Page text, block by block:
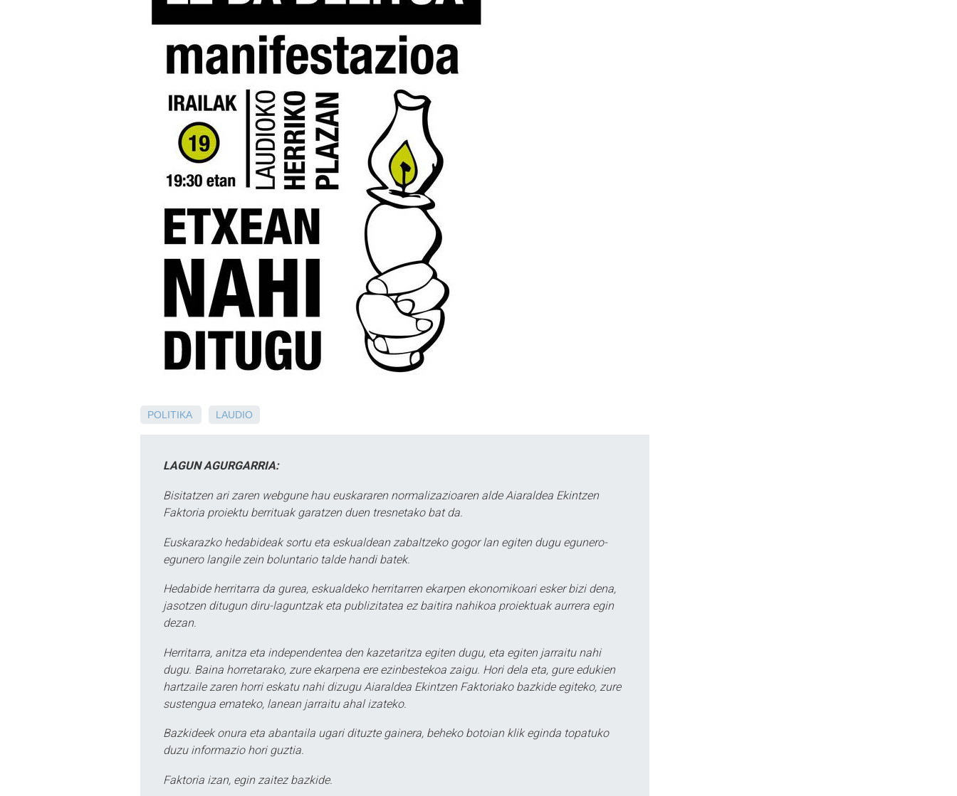
POLITIKA LAUDIO
LAGUN AGURGARRIA:
Bisitatzen ari zaren webgune hau euskararen normalizazioaren alde Aiaraldea Ekintzen
Faktoria proiektu berrituak garatzen duen tresnetako bat da.
Euskarazko hedabideak sortu eta eskualdean zabaltzeko gogor lan egiten dugu egunero-
egunero langile zein boluntario talde handi batek.
Hedabide herritarra da gurea, eskualdeko herritarren ekarpen ekonomikoari esker bizi dena,
jasotzen ditugun diru-laguntzak eta publizitatea ez baitira nahikoa proiektuak aurrera egin
dezan.
Herritarra, anitza eta independentea den kazetaritza egiten dugu, eta egiten jarraitu nahi
dugu. Baina horretarako, zure ekarpena ere ezinbestekoa zaigu. Hori dela eta, gure edukien
hartzaile zaren horri eskatu nahi dizugu Aiaraldea Ekintzen Faktoriako bazkide egiteko, zure
sustengua emateko, lanean jarraitu ahal izateko.
Bazkideek onura eta abantaila ugari dituzte gainera, beheko botoian klik eginda topatuko
duzu informazio hori guztia.
Faktoria izan, egin zaitez bazkide.